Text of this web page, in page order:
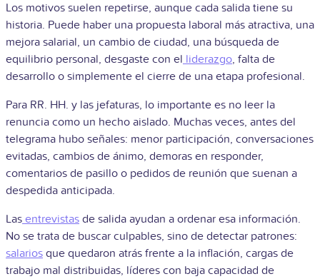
Los motivos suelen repetirse, aunque cada salida tiene su
historia. Puede haber una propuesta laboral más atractiva, una
mejora salarial, un cambio de ciudad, una búsqueda de
equilibrio personal, desgaste con el liderazgo, falta de
desarrollo o simplemente el cierre de una etapa profesional.
Para RR. HH. y las jefaturas, lo importante es no leer la
renuncia como un hecho aislado. Muchas veces, antes del
telegrama hubo señales: menor participación, conversaciones
evitadas, cambios de ánimo, demoras en responder,
comentarios de pasillo o pedidos de reunión que suenan a
despedida anticipada.
Las entrevistas de salida ayudan a ordenar esa información.
No se trata de buscar culpables, sino de detectar patrones:
salarios que quedaron atrás frente a la inflación, cargas de
trabajo mal distribuidas, líderes con baja capacidad de